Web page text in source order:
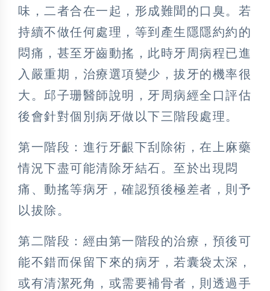
味，二者合在一起，形成難聞的口臭。若
持續不做任何處理，等到產生隱隱約約的
悶痛，甚至牙齒動搖，此時牙周病程已進
入嚴重期，治療選項變少，拔牙的機率很
大。邱子珊醫師說明，牙周病經全口評估
後會針對個別病牙做以下三階段處理。
第一階段：進行牙齦下刮除術，在上麻藥
情況下盡可能清除牙結石。至於出現悶
痛、動搖等病牙，確認預後極差者，則予
以拔除。
第二階段：經由第一階段的治療，預後可
能不錯而保留下來的病牙，若囊袋太深，
或有清潔死角，或需要補骨者，則透過手